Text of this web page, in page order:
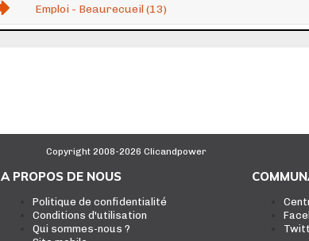
Emploi - Beaurecueil (13)
Copyright 2008-2026 Clicandpower
A PROPOS DE NOUS
Politique de confidentialité
Conditions d'utilisation
Qui sommes-nous ?